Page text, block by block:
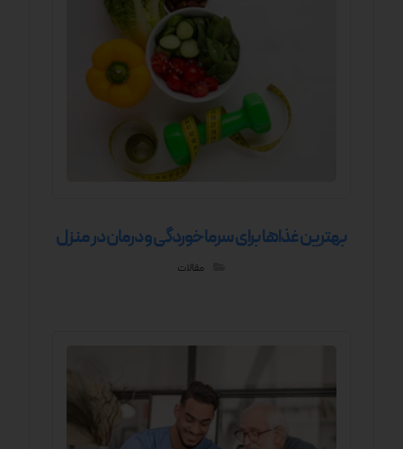
بهترین غذاها برای سرماخوردگی و درمان در منزل
مقالات